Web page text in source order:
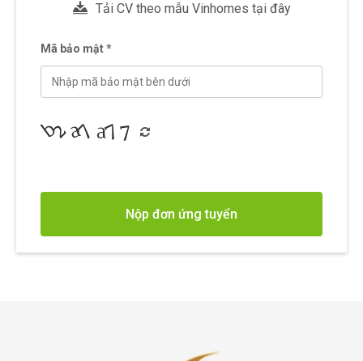
Tải CV theo mẫu Vinhomes tại đây
Mã bảo mật *
Nộp đơn ứng tuyển